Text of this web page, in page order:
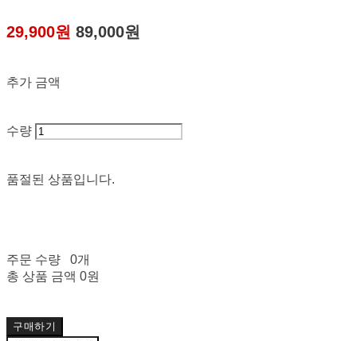
29,900원 89,000원
추가 금액
수량
품절된 상품입니다.
주문 수량
0개
총 상품 금액 0원
구매하기